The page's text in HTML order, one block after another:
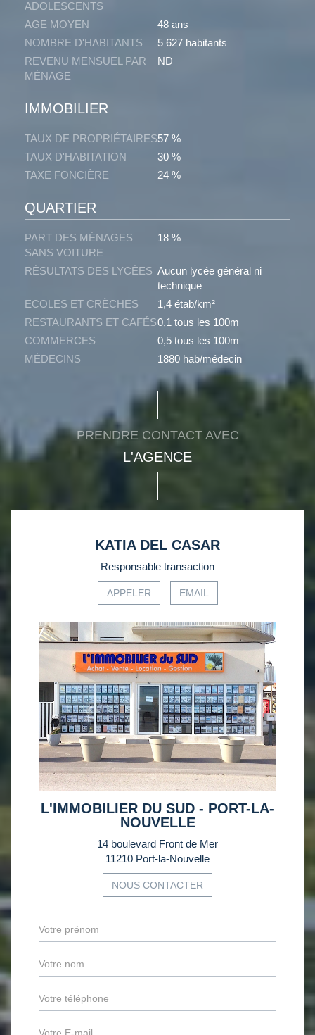
ADOLESCENTS
AGE MOYEN
48 ans
NOMBRE D'HABITANTS
5 627 habitants
REVENU MENSUEL PAR
MÉNAGE
ND
IMMOBILIER
TAUX DE PROPRIÉTAIRES57 %
TAUX D'HABITATION
30 %
TAXE FONCIÈRE
24 %
QUARTIER
PART DES MÉNAGES
SANS VOITURE
18 %
RÉSULTATS DES LYCÉES Aucun lycée général ni
technique
ECOLES ET CRÈCHES
1,4 étab/km²
RESTAURANTS ET CAFÉS0,1 tous les 100m
COMMERCES
0,5 tous les 100m
MÉDECINS
1880 hab/médecin
PRENDRE CONTACT AVEC
L'AGENCE
KATIA DEL CASAR
Responsable transaction
APPELER EMAIL
L'IMMOBILIER DU SUD - PORT-LA-
NOUVELLE
14 boulevard Front de Mer
11210 Port-la-Nouvelle
NOUS CONTACTER